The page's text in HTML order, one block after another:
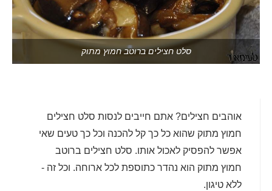
סלט חצילים ברוטב חמוץ מתוק
אוהבים חצילים? אתם חייבים לנסות סלט חצילים
חמוץ מתוק שהוא כל כך קל להכנה וכל כך טעים שאי
אפשר להפסיק לאכול אותו. סלט חצילים ברוטב
חמוץ מתוק הוא נהדר כתוספת לכל ארוחה. וכל זה -
ללא טיגון.